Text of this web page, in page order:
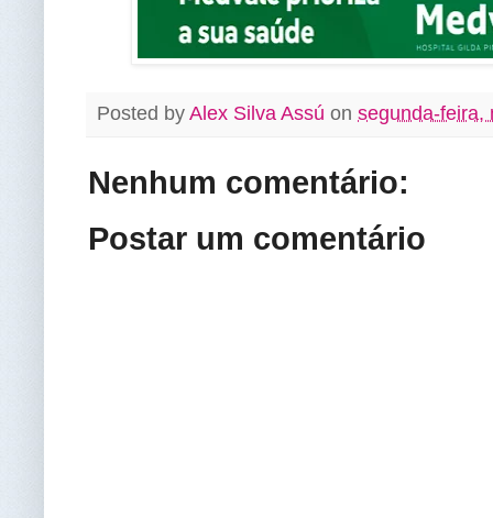
Posted by Alex Silva Assú on segunda-feira,
Nenhum comentário:
Postar um comentário